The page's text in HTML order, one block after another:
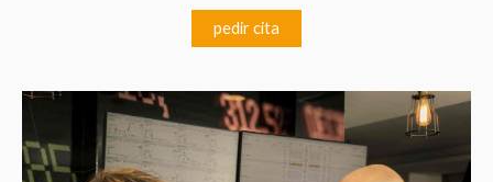
pedir cita